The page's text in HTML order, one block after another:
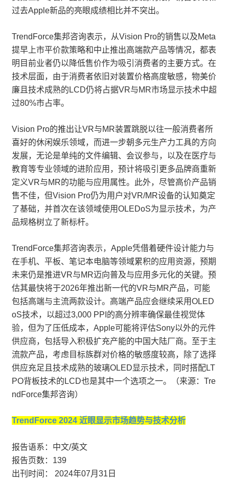
过去Apple新品的亮眼成绩相比并不突出。
TrendForce集邦咨询表示，从Vision Pro的销售以及Meta
提早上市平价款策略和中止推出高端款产品等情况，都表
明目前业者仍以降低售价作为吸引消费者的主要方式。在
技术层面，由于消费者依旧对装置价格高度敏感，物美价
廉且技术成熟的LCD仍将占据VR与MR市场显示技术中超
过80%市占率。
Vision Pro的推出让VR与MR装置跳脱以往一般消费者所
喜好的休闲娱乐领域，而进一步朝多元生产力工具的方向
发展，无论是单纯的文件编辑、会议参与，以及在医疗与
教育等专业领域的进阶应用，预计将吸引更多品牌商重新
定义VR与MR的功能与应用属性。此外，尽管高价产品销
售不佳，但Vision Pro仍为用户对VR/MR设备的认知奠定
了基础，并首次在该领域使用OLEDoS为显示技术，为产
品规格树立了新标杆。
TrendForce集邦咨询表示，Apple凭借着硬件设计能力与
在手机、平板、笔记本电脑等领域累积的应用资源，预期
未来仍是推进VR与MR迈向普及与应用多元化的关键。预
估其最快将于2026年推出新一代的VR与MR产品，可能
包括高端与主流两款设计。高端产品应会继续采用OLED
oS技术，以超过3,000 PPI的高分辨率确保最佳视觉体
验，但为了压低成本，Apple可能将评估Sony以外的元件
供应商，包括导入积极扩充产能的中国大陆厂商。至于主
流款产品，考虑目标族群对价格的敏感度较高，除了选择
供应充足且技术成熟的玻璃OLED显示技术，同时搭配LT
PO背板技术的LCD也是其中一个选项之一。（来源：Tre
ndForce集邦咨询）
TrendForce 2024 近眼显示市场趋势与技术分析
报告语系：中文/英文
报告页数：139
出刊时间： 2024年07月31日